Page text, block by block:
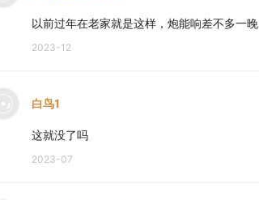
以前过年在老家就是这样，炮能响差不多一
2023-12
白鸟1
这就没了吗
2023-07